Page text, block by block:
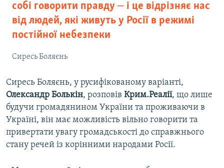
собі говорити правду ‒ і це відрізняє нас
від людей, які живуть у Росії в режимі
постійної небезпеки
Сиресь Боляєнь
Сиресь Боляєнь, у русифікованому варіанті,
Олександр Болькін, розповів Крим.Реалії, що лише
будучи громадянином України та проживаючи в
Україні, він має можливість вільно говорити та
привертати увагу громадськості до справжнього
стану речей із корінними народами Росії.